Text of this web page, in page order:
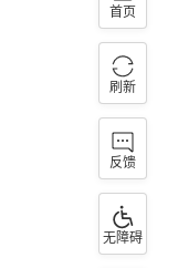
首页
刷新
反馈
无障碍